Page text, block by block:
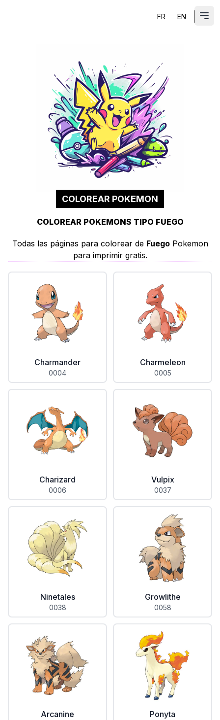
FR EN ES
COLOREAR POKEMON
COLOREAR POKEMONS TIPO FUEGO
Todas las páginas para colorear de FuegoPokemon
para imprimir gratis.
Charmander
0004
Charmeleon
0005
Charizard
0006
Vulpix
0037
Ninetales
0038
Growlithe
0058
Arcanine Ponyta